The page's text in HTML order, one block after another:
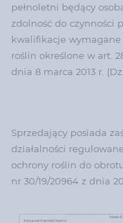
pełnoletni będący
zdolność do czynności
kwalifikacje
roślin określone w art.
dnia 8 marca 2013 r.
Sprzedający posiada
działalności
ochrony roślin do
nr 30/19/20964 z dnia